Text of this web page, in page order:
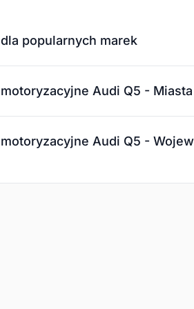
dla popularnych marek
motoryzacyjne Audi Q5 - Miasta
motoryzacyjne Audi Q5 -